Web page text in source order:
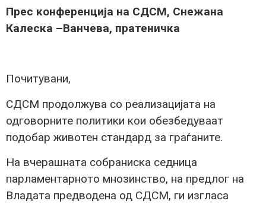
Прес конференција на СДСМ, Снежана
Калеска –Ванчева, пратеничка
Почитувани,
СДСМ продолжува со реализацијата на
одговорните политики кои обезбедуваат
подобар животен стандард за граѓаните.
На вчерашната собраниска седница
парламентарното мнозинство, на предлог на
Владата предводена од СДСМ, ги изгласа